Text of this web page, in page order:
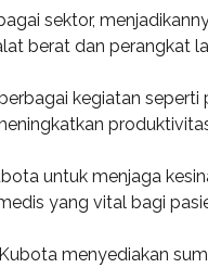
sektor,
berat dan perangkat
kegiatan
untuk menjaga
yang vital bagi
menyediakan